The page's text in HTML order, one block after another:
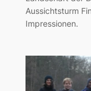
Aussichtsturm
Impressionen.